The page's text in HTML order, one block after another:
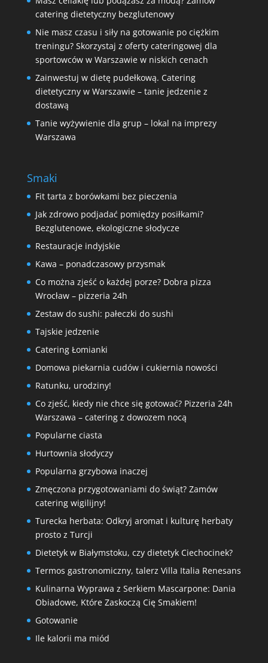
catering dietetyczny bezglutenowy
Nie masz czasu i siły na gotowanie po ciężkim
treningu? Skorzystaj z oferty cateringowej dla
sportowców w Warszawie w niskich cenach
Zainwestuj w dietę pudełkową. Catering
dietetyczny w Warszawie – tanie jedzenie z
dostawą
Tanie wyżywienie dla grup – lokal na imprezy
Warszawa
Smaki
Fit tarta z borówkami bez pieczenia
Jak zdrowo podjadać pomiędzy posiłkami?
Bezglutenowe, ekologiczne słodycze
Restauracje indyjskie
Kawa – ponadczasowy przysmak
Co można zjeść o każdej porze? Dobra pizza
Wrocław – pizzeria 24h
Zestaw do sushi: pałeczki do sushi
Tajskie jedzenie
Catering Łomianki
Domowa piekarnia cudów i cukiernia nowości
Ratunku, urodziny!
Co zjeść, kiedy nie chce się gotować? Pizzeria 24h
Warszawa – catering z dowozem nocą
Popularne ciasta
Hurtownia słodyczy
Popularna grzybowa inaczej
Zmęczona przygotowaniami do świąt? Zamów
catering wigilijny!
Turecka herbata: Odkryj aromat i kulturę herbaty
prosto z Turcji
Dietetyk w Białymstoku, czy dietetyk Ciechocinek?
Termos gastronomiczny, talerz Villa Italia Renesans
Kulinarna Wyprawa z Serkiem Mascarpone: Dania
Obiadowe, Które Zaskoczą Cię Smakiem!
Gotowanie
Ile kalorii ma miód